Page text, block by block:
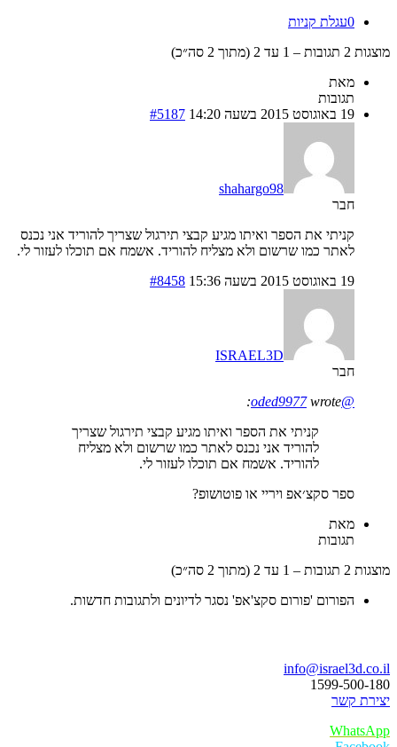
0עגלת קניות
מוצגות 2 תגובות – 1 עד 2 (מתוך 2 סה״כ)
מאת
תגובות
19 באוגוסט 2015 בשעה 14:20
#5187
shahargo98
חבר
קניתי את הספר ואיתו מגיע קבצי תירגול שצריך להוריד אני נכנס
לאתר כמו שרשום ולא מצליח להוריד. אשמח אם תוכלו לעזור לי.
19 באוגוסט 2015 בשעה 15:36
#8458
ISRAEL3D
חבר
@oded9977
wrote:
קניתי את הספר ואיתו מגיע קבצי תירגול שצריך
להוריד אני נכנס לאתר כמו שרשום ולא מצליח
להוריד. אשמח אם תוכלו לעזור לי.
ספר סקצ׳אפ ויריי או פוטושופ?
מאת
תגובות
מוצגות 2 תגובות – 1 עד 2 (מתוך 2 סה״כ)
הפורום 'פורום סקצ'אפ' נסגר לדיונים ולתגובות חדשות.
info@israel3d.co.il
1599-500-180
יצירת קשר
WhatsApp